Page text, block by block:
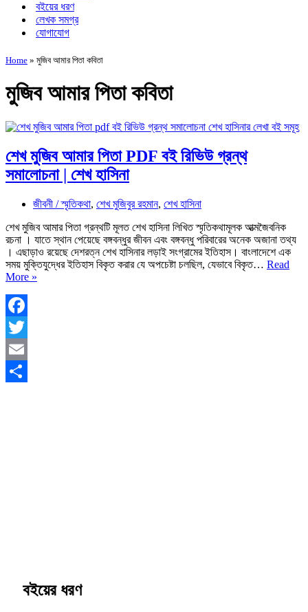
বইয়ের ধরণ
লেখক সমগ্র
যোগাযোগ
Home » মুজিব আমার পিতা কবিতা
মুজিব আমার পিতা কবিতা
শেখ মুজিব আমার পিতা PDF বই রিভিউ গ্রন্থ
সমালোচনা | শেখ হাসিনা
জীবনী / স্মৃতিকথা, শেখ মুজিবুর রহমান, শেখ হাসিনা
শেখ মুজিব আমার পিতা গ্রন্থটি মূলত শেখ হাসিনা লিখিত স্মৃতিকথামূলক আত্মজৈবনিক
রচনা । যাতে স্থান পেয়েছে বঙ্গবন্ধুর জীবন এবং বঙ্গবন্ধু পরিবারের অনেক অজানা তথ্য
। এছাড়াও রয়েছে দেশরত্ন শেখ হাসিনার লড়াই সংগ্রামের ইতিহাস। বাংলাদেশে এক
সময় মুক্তিযুদ্ধের ইতিহাস বিকৃত করার যে অপচেষ্টা চলছিল, যেভাবে বিকৃত… Read
More »
Facebook
Twitter
Email
বইয়ের ধরণ